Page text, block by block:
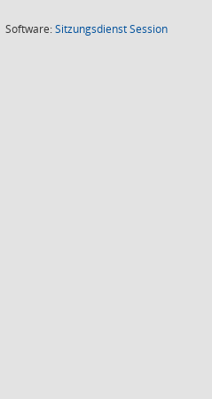
Software:SitzungsdienstSession(Wird in